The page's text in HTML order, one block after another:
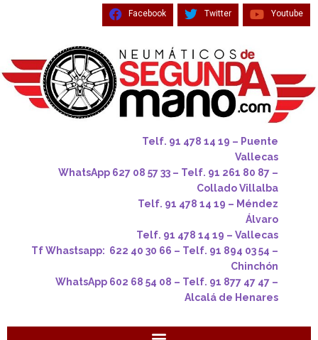
Facebook Twitter Youtube
Telf. 91 478 14 19 – Puente
Vallecas
WhatsApp 627 08 57 33 – Telf. 91 261 80 87 –
Collado Villalba
Telf. 91 478 14 19 – Méndez
Álvaro
Telf. 91 478 14 19 – Vallecas
Tf Whastsapp: 622 40 30 66 – Telf. 91 894 03 54 –
Chinchón
WhatsApp 602 68 54 08 – Telf. 91 877 47 47 –
Alcalá de Henares